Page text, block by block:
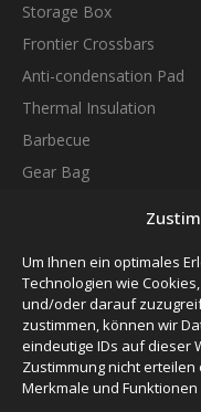
Um Ihnen ein optimales
Technologien wie
und/oder darauf
zustimmen, können wir
eindeutige IDs auf dieser
Zustimmung nicht
Merkmale und
Storage Box
Frontier Crossbars
Anti-condensation Pad
Thermal Insulation
Barbecue
Gear Bag
Quick Release Bars
Thermozip Bedding